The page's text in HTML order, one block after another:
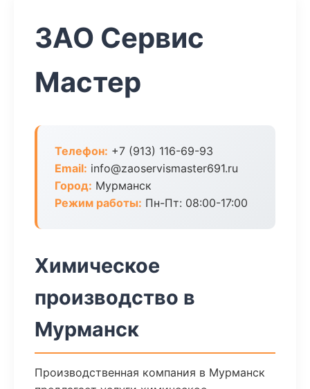
ЗАО Сервис
Мастер
Телефон: +7 (913) 116-69-93
Email: info@zaoservismaster691.ru
Город: Мурманск
Режим работы: Пн-Пт: 08:00-17:00
Химическое
производство в
Мурманск
Производственная компания в Мурманск